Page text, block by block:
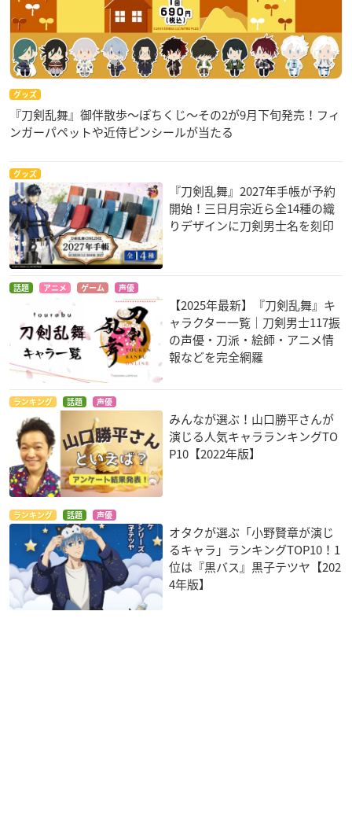
グッズ
『刀剣乱舞』御伴散歩～ぽちくじ～その2が9月下旬発売！フィ
ンガーパペットや近侍ピンシールが当たる
グッズ
『刀剣乱舞』2027年手帳が予約
開始！三日月宗近ら全14種の織
りデザインに刀剣男士名を刻印
話題 アニメ ゲーム 声優
【2025年最新】『刀剣乱舞』キ
ャラクター一覧｜刀剣男士117振
の声優・刀派・絵師・アニメ情
報などを完全網羅
ランキング 話題 声優
みんなが選ぶ！山口勝平さんが
演じる人気キャラランキングTO
P10【2022年版】
ランキング 話題 声優
オタクが選ぶ「小野賢章が演じ
るキャラ」ランキングTOP10！1
位は『黒バス』黒子テツヤ【202
4年版】